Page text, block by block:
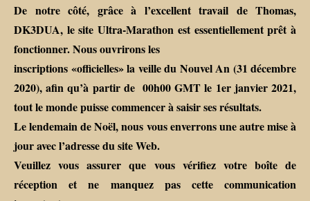
De notre côté, grâce à l’excellent travail de Thomas,
DK3DUA, le site Ultra-Marathon est essentiellement prêt à
fonctionner. Nous ouvrirons les
inscriptions «officielles» la veille du Nouvel An (31 décembre
2020), afin qu’à partir de 00h00 GMT le 1er janvier 2021,
tout le monde puisse commencer à saisir ses résultats.
Le lendemain de Noël, nous vous enverrons une autre mise à
jour avec l’adresse du site Web.
Veuillez vous assurer que vous vérifiez votre boîte de
réception et ne manquez pas cette communication